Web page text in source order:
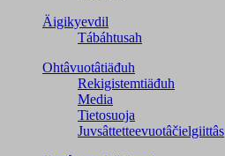
Äigikyevdil
Tábáhtusah
Ohtâvuotâtiäđuh
Rekigistemtiäđuh
Media
Tietosuoja
Juvsâttetteevuotâčielgiittâs